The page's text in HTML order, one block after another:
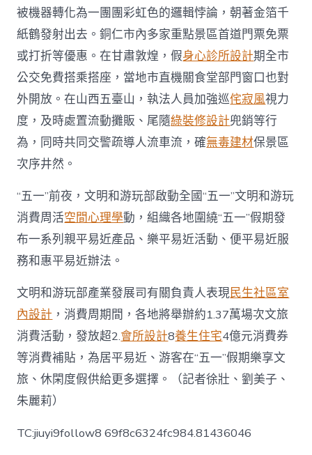
被機器轉化為一團團彩虹色的邏輯悖論，朝著金箔千
紙鶴發射出去。銅仁市內多家重點景區首道門票免票
或打折等優惠。在甘肅敦煌，假身心診所設計期全市
公交免費搭乘搭座，當地市直機關食堂部門窗口也對
外開放。在山西五臺山，執法人員加強巡侘寂風視力
度，及時處置流動攤販、尾隨綠裝修設計兜銷等行
為，同時共同交警疏導人流車流，確無毒建材保景區
次序井然。
“五一”前夜，文明和游玩部啟動全國“五一”文明和游玩
消費周活空間心理學動，組織各地圍繞“五一”假期發
布一系列親平易近產品、樂平易近活動、便平易近服
務和惠平易近辦法。
文明和游玩部產業發展司有關負責人表現民生社區室
內設計 ，消費周期間，各地將舉辦約1.37萬場次文旅
消費活動，發放超2.會所設計8養生住宅4億元消費券
等消費補貼，為居平易近、游客在“五一”假期樂享文
旅、休閑度假供給更多選擇。（記者徐壯、劉美子、
朱麗莉）
TC:jiuyi9follow8 69f8c6324fc984.81436046